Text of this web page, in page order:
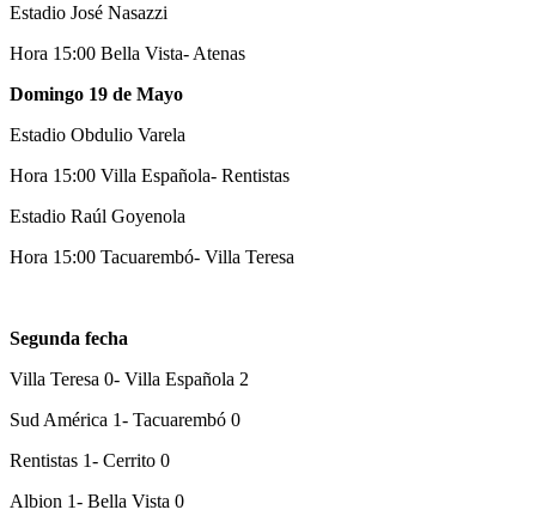
Estadio José Nasazzi
Hora 15:00 Bella Vista- Atenas
Domingo 19 de Mayo
Estadio Obdulio Varela
Hora 15:00 Villa Española- Rentistas
Estadio Raúl Goyenola
Hora 15:00 Tacuarembó- Villa Teresa
Segunda fecha
Villa Teresa 0- Villa Española 2
Sud América 1- Tacuarembó 0
Rentistas 1- Cerrito 0
Albion 1- Bella Vista 0